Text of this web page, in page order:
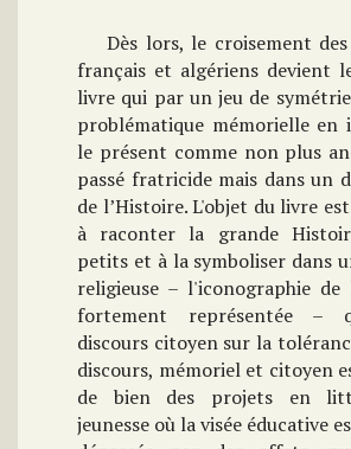
Dès lors, le croisement
français et algériens devient
livre qui par un jeu de
problématique mémorielle en
le présent comme non plus
passé fratricide mais dans un
de l’Histoire. L'objet du livre
à raconter la grande
petits et à la symboliser dans
religieuse – l'iconographie
fortement représentée –
discours citoyen sur la
discours, mémoriel et citoyen
de bien des projets en
jeunesse où la visée éducative